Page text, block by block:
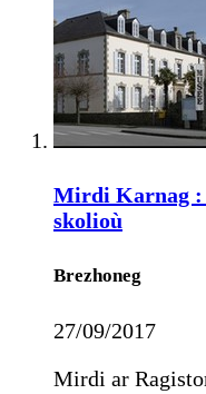
Mirdi Karnag :
skolioù
Brezhoneg
27/09/2017
Mirdi ar